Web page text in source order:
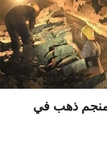
منجم ذهب في